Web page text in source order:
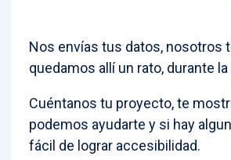
Nos envías tus datos, nosotros
quedamos allí un rato, durante la
Cuéntanos tu proyecto, te
podemos ayudarte y si hay
fácil de lograr accesibilidad.